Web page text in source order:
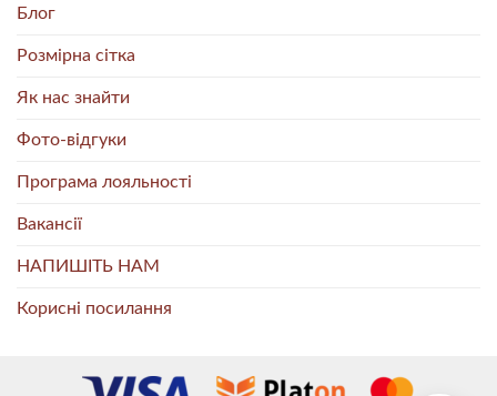
Блог
Розмірна сітка
Як нас знайти
Фото-відгуки
Програма лояльності
Вакансії
НАПИШІТЬ НАМ
Корисні посилання